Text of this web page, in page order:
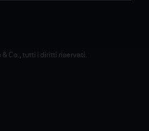
Co., tutti i diritti riservati.